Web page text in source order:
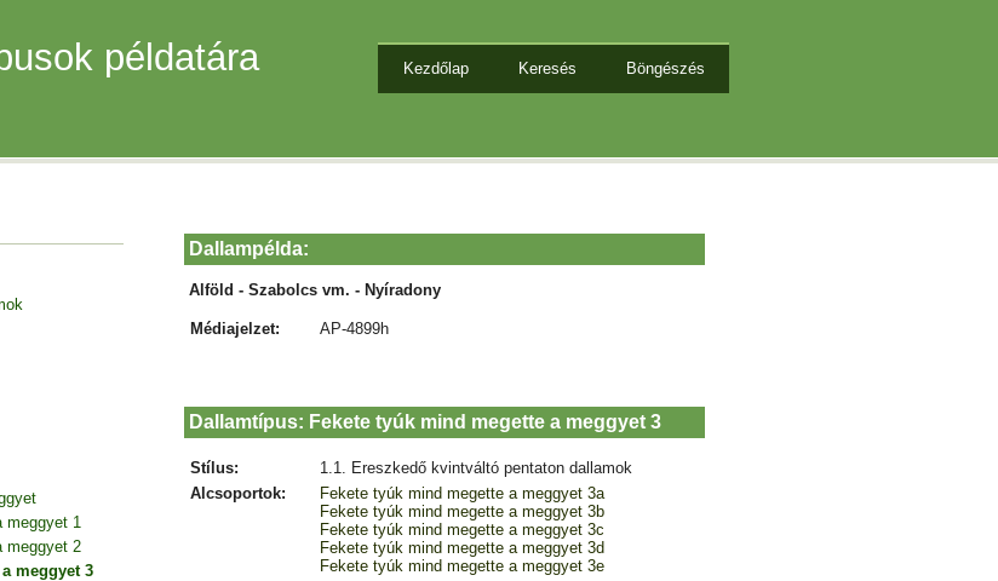
példatára Kezdőlap Keresés Böngészés
meggyet 1
meggyet 2
meggyet 3
Dallampélda:
Alföld - Szabolcs vm. - Nyíradony
Médiajelzet: AP-4899h
Dallamtípus: Fekete tyúk mind megette a meggyet 3
Stílus:
1.1. Ereszkedő kvintváltó pentaton dallamok
Alcsoportok:
Fekete tyúk mind megette a meggyet 3a
Fekete tyúk mind megette a meggyet 3b
Fekete tyúk mind megette a meggyet 3c
Fekete tyúk mind megette a meggyet 3d
Fekete tyúk mind megette a meggyet 3e